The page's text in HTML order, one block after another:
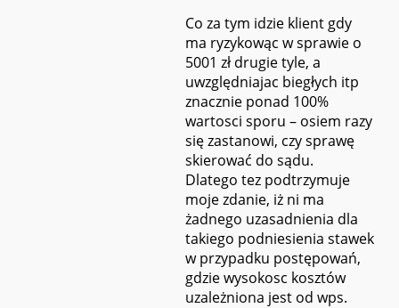
Co za tym idzie klient gdy
ma ryzykowąc w sprawie o
5001 zł drugie tyle, a
uwzględniajac biegłych itp
znacznie ponad 100%
wartosci sporu – osiem razy
się zastanowi, czy sprawę
skierować do sądu.
Dlatego tez podtrzymuje
moje zdanie, iż ni ma
żadnego uzasadnienia dla
takiego podniesienia stawek
w przypadku postępowań,
gdzie wysokosc kosztów
uzależniona jest od wps.